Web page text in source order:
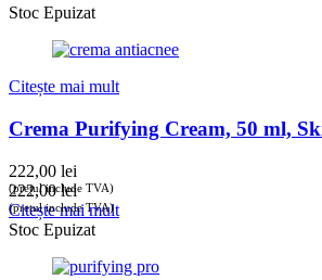
Stoc Epuizat
Citește mai mult
Crema Purifying Cream, 50 ml,
222,00 lei
(prețul include TVA)
222,00lei
(prețul include TVA)
Citește mai mult
Stoc Epuizat